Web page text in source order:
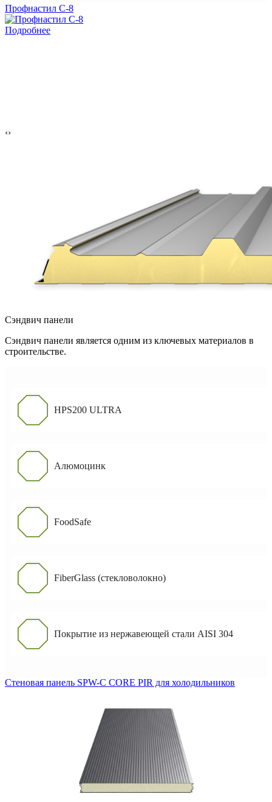
Профнастил С-8
Подробнее
‹›
Сэндвич панели
Сэндвич панели является одним из ключевых материалов в
строительстве.
HPS200 ULTRA
Алюмоцинк
FoodSafe
FiberGlass (стекловолокно)
Покрытие из нержавеющей стали AISI 304
Стеновая панель SPW-C CORE PIR для холодильников